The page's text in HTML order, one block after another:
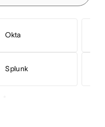
Okta
Splunk